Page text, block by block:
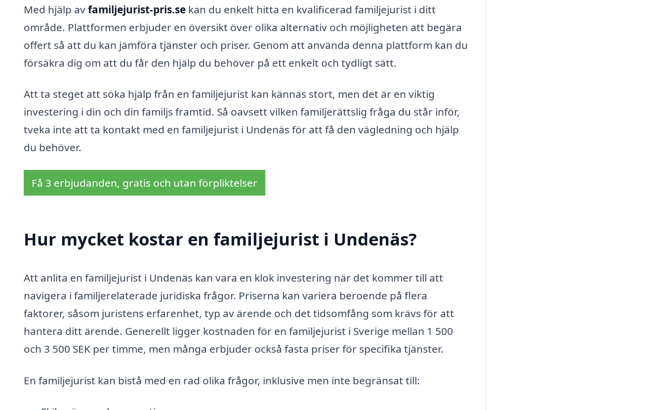
Med hjälp avfamiljejurist-pris.se kan du enkelt hitta en kvalificerad familjejurist i ditt
område. Plattformen erbjuder en översikt över olika alternativ och möjligheten att begära
offert så att du kan jämföra tjänster och priser. Genom att använda denna plattform kan du
försäkra dig om att du får den hjälp du behöver på ett enkelt och tydligt sätt.
Att ta steget att söka hjälp från en familjejurist kan kännas stort, men det är en viktig
investering i din och din familjs framtid. Så oavsett vilken familjerättslig fråga du står inför,
tveka inte att ta kontakt med en familjejurist i Undenäs för att få den vägledning och hjälp
du behöver.
Få 3 erbjudanden, gratis och utan förpliktelser
Hur mycket kostar en familjejurist i Undenäs?
Att anlita en familjejurist i Undenäs kan vara en klok investering när det kommer till att
navigera i familjerelaterade juridiska frågor. Priserna kan variera beroende på flera
faktorer, såsom juristens erfarenhet, typ av ärende och det tidsomfång som krävs för att
hantera ditt ärende. Generellt ligger kostnaden för en familjejurist i Sverige mellan 1 500
och 3 500 SEK per timme, men många erbjuder också fasta priser för specifika tjänster.
En familjejurist kan bistå med en rad olika frågor, inklusive men inte begränsat till: